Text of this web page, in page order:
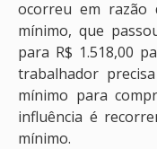
ocorreu em razão
mínimo, que
para R$ 1.518,00
trabalhador
mínimo para
influência é
mínimo.